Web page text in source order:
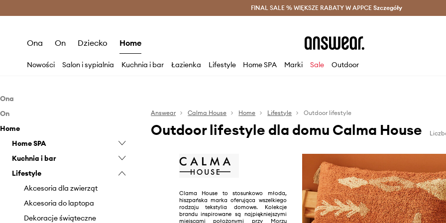
Oszczędzaj z Answear Club > Dostawa nawet w 24h >
FINAL SALE % WIĘKSZE RABATY W APPCE Szczegóły
Ona On Dziecko Home
Nowości Salon i sypialnia Kuchnia i bar Łazienka Lifestyle Home SPA Marki Sale Outdoor
Ona
Torby i walizki
Torebki
On
Akcesoria
Kosmetyczki
Home
Home SPA
Kosmetyczki
Wellness
Kuchnia i bar
Dzbanki i karafki
Gotowanie i pieczenie
Kubki i filiżanki
Pojemniki kuchenne
Lifestyle
Akcesoria dla zwierząt
Akcesoria do laptopa
Dekoracje świąteczne
Answear Calma House Home Lifestyle Outdoor lifestyle
Outdoor lifestyle dla domu Calma House
Clama House to stosunkowo młoda,
hiszpańska marka oferująca wszelkiego
rodzaju tekstylia domowe. Kolekcje
brandu inspirowane są najpiękniejszymi
miejscami położonymi przy Morzu